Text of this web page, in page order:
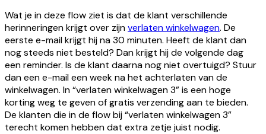
Wat je in deze flow ziet is dat de klant verschillende
herinneringen krijgt over zijnverlaten winkelwagen. De
eerste e-mail krijgt hij na 30 minuten. Heeft de klant dan
nog steeds niet besteld? Dan krijgt hij de volgende dag
een reminder. Is de klant daarna nog niet overtuigd? Stuur
dan een e-mail een week na het achterlaten van de
winkelwagen. In “verlaten winkelwagen 3” is een hoge
korting weg te geven of gratis verzending aan te bieden.
De klanten die in de flow bij “verlaten winkelwagen 3”
terecht komen hebben dat extra zetje juist nodig.